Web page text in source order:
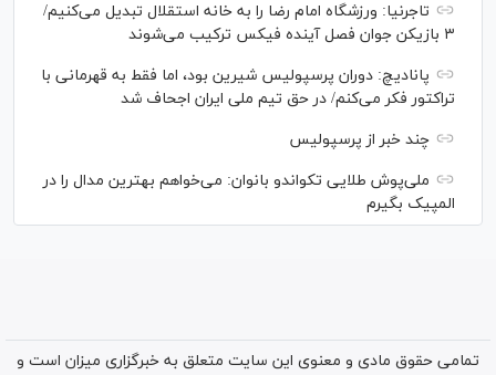
تاجرنیا: ورزشگاه امام رضا را به خانه استقلال تبدیل می‌کنیم/
۳ بازیکن جوان فصل آینده فیکس ترکیب می‌شوند
پانادیچ: دوران پرسپولیس شیرین بود، اما فقط به قهرمانی با
تراکتور فکر می‌کنم/ در حق تیم ملی ایران اجحاف شد
چند خبر از پرسپولیس
ملی‌پوش‌ طلایی تکواندو بانوان: می‌خواهم بهترین مدال را در
المپیک بگیرم
تمامی حقوق مادی و معنوی این سایت متعلق به خبرگزاری میزان است و